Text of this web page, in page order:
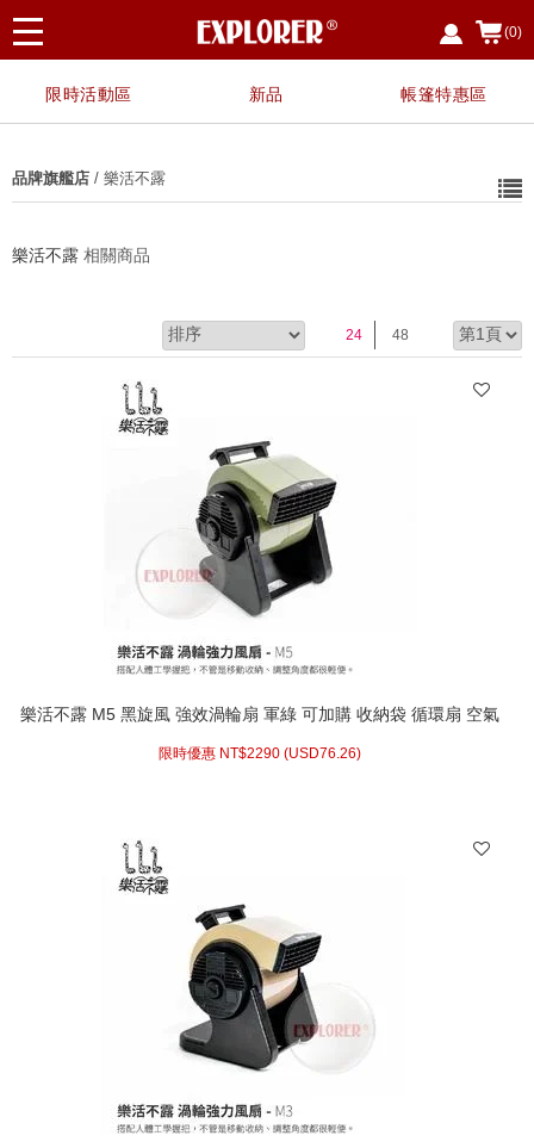
(0)
限時活動區 新品 帳篷特惠區
品牌旗艦店 / 樂活不露
樂活不露 相關商品
24 48
樂活不露 M5 黑旋風 強效渦輪扇 軍綠 可加購 收納袋 循環扇 空氣
限時優惠 NT$2290 (USD76.26)